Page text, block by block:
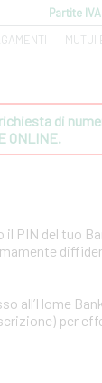
Partite IVA
MUTUI
di
ONLINE.
PIN del tuo
all’Home
per